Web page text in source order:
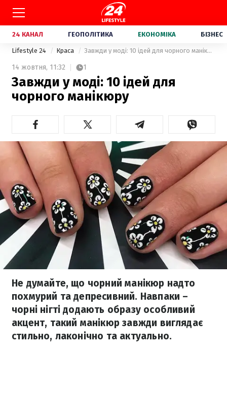
24 КАНАЛ ГЕОПОЛІТИКА ЕКОНОМІКА БІЗНЕС
Lifestyle 24 Краса Завжди у моді: 10 ідей для чорного манікюру
14 жовтня, 11:32 1
Завжди у моді: 10 ідей для
чорного манікюру
Не думайте, що чорний манікюр надто
похмурий та депресивний. Навпаки –
чорні нігті додають образу особливий
акцент, такий манікюр завжди виглядає
стильно, лаконічно та актуально.